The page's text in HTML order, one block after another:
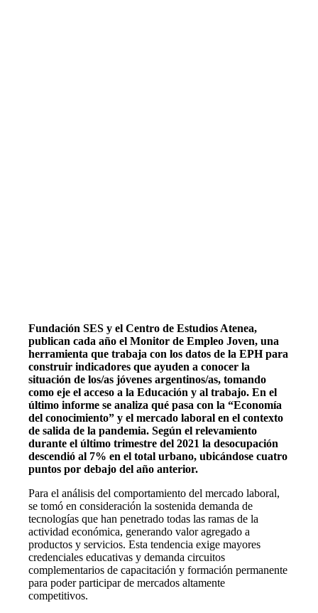
Fundación SES y el Centro de Estudios Atenea,
publican cada año el Monitor de Empleo Joven, una
herramienta que trabaja con los datos de la EPH para
construir indicadores que ayuden a conocer la
situación de los/as jóvenes argentinos/as, tomando
como eje el acceso a la Educación y al trabajo. En el
último informe se analiza qué pasa con la “Economía
del conocimiento” y el mercado laboral en el contexto
de salida de la pandemia. Según el relevamiento
durante el último trimestre del 2021 la desocupación
descendió al 7% en el total urbano, ubicándose cuatro
puntos por debajo del año anterior.
Para el análisis del comportamiento del mercado laboral,
se tomó en consideración la sostenida demanda de
tecnologías que han penetrado todas las ramas de la
actividad económica, generando valor agregado a
productos y servicios. Esta tendencia exige mayores
credenciales educativas y demanda circuitos
complementarios de capacitación y formación permanente
para poder participar de mercados altamente
competitivos.